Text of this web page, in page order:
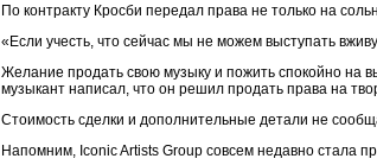
По контракту Кросби передал права не только на
«Если учесть, что сейчас мы не можем выступать
Желание продать свою музыку и пожить спокойно на
музыкант написал, что он решил продать права на
Стоимость сделки и дополнительные детали не
Напомним, Iconic Artists Group совсем недавно стала